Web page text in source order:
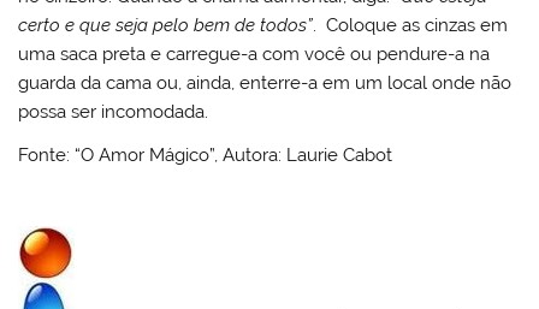
certo e que seja pelo bem de todos”. Coloque as cinzas em
uma saca preta e carregue-a com você ou pendure-a na
guarda da cama ou, ainda, enterre-a em um local onde não
possa ser incomodada.
Fonte: “O Amor Mágico”, Autora: Laurie Cabot